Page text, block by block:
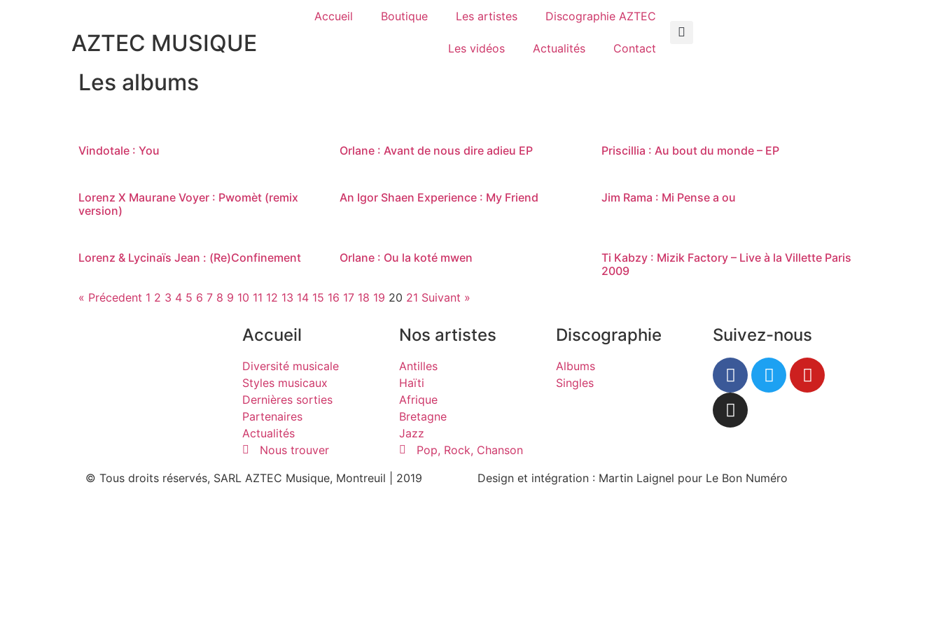
AZTEC MUSIQUE
Accueil Boutique Les artistes Discographie AZTEC
Les vidéos Actualités Contact
Les albums
Vindotale : You Orlane : Avant de nous dire adieu EP Priscillia : Au bout du monde – EP
Lorenz X Maurane Voyer : Pwomèt (remix
version)
An Igor Shaen Experience : My Friend Jim Rama : Mi Pense a ou
Lorenz & Lycinaïs Jean : (Re)Confinement Orlane : Ou la koté mwen
Ti Kabzy : Mizik Factory – Live à la Villette Paris
2009
« Précedent 1 2 3 4 5 6 7 8 9 10 11 12 13 14 15 16 17 18 19 20 21 Suivant »
Accueil
Diversité musicale
Styles musicaux
Dernières sorties
Partenaires
Actualités
Nous trouver
Nos artistes
Antilles
Haïti
Afrique
Bretagne
Jazz
Pop, Rock, Chanson
Discographie
Albums
Singles
Suivez-nous
© Tous droits réservés, SARL AZTEC Musique, Montreuil | 2019 Design et intégration : Martin Laignel pour Le Bon Numéro